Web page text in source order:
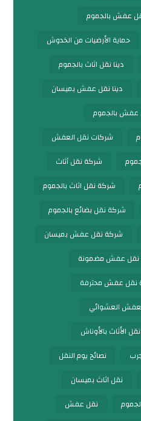
عفش بالجموم
حماية الأرضيات من الخدوش
دينا نقل اثاث بالجموم
دينا نقل عفش بميسان
عفش بالجموم
شركات نقل العفش
شركة نقل أثاث
شركة نقل اثاث بالجموم
شركة نقل بضائع بالجموم
شركة نقل عفش بميسان
نقل عفش مضمونة
نقل عفش محترفة
العشوائي
الأثاث بالأوناش
نصائح يوم النقل
نقل اثاث بميسان
نقل عفش